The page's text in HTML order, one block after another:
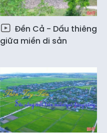
Đền Cả - Dấu thiêng
giữa miền di sản